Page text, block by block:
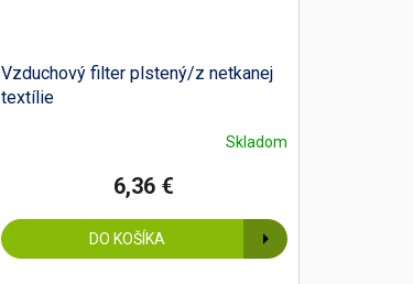
Vzduchový filter plstený/z netkanej
textílie
Skladom
6,36 €
DO KOŠÍKA